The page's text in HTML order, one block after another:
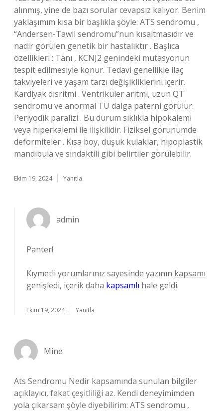
alınmış, yine de bazı sorular cevapsız kalıyor. Benim
yaklaşımım kısa bir başlıkla şöyle: ATS sendromu ,
“Andersen-Tawil sendromu”nun kısaltmasıdır ve
nadir görülen genetik bir hastalıktır . Başlıca
özellikleri : Tanı , KCNJ2 genindeki mutasyonun
tespit edilmesiyle konur. Tedavi genellikle ilaç
takviyeleri ve yaşam tarzı değişikliklerini içerir.
Kardiyak disritmi . Ventriküler aritmi, uzun QT
sendromu ve anormal TU dalga paterni görülür.
Periyodik paralizi . Bu durum sıklıkla hipokalemi
veya hiperkalemi ile ilişkilidir. Fiziksel görünümde
deformiteler . Kısa boy, düşük kulaklar, hipoplastik
mandibula ve sindaktili gibi belirtiler görülebilir.
Ekim 19, 2024 Yanıtla
admin
Panter!
Kıymetli yorumlarınız sayesinde yazının kapsamı
genişledi, içerik daha kapsamlı hale geldi.
Ekim 19, 2024 Yanıtla
Mine
Ats Sendromu Nedir kapsamında sunulan bilgiler
açıklayıcı, fakat çeşitliliği az. Kendi deneyimimden
yola çıkarsam şöyle diyebilirim: ATS sendromu ,